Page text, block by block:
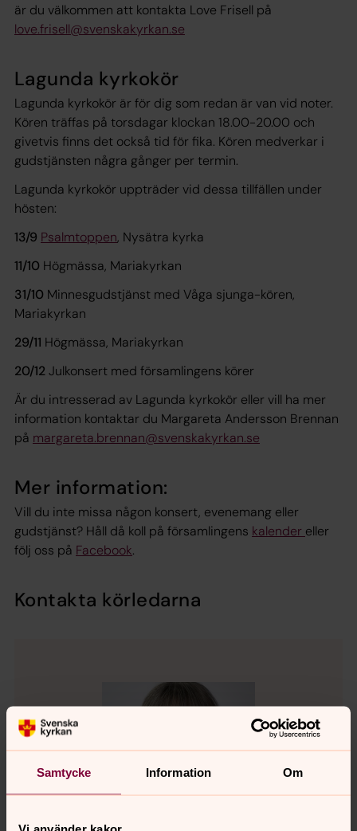
Samtycke Information Om
är du välkommen att kontakta Love Frisell på
love.frisell@svenskakyrkan.se
Lagunda kyrkokör
Lagunda kyrkokör är för dig som redan är van vid noter.
Kören träffas på torsdagar klockan 18.00-20.00 och
givetvis finns det också tid för fika. Kören medverkar i
gudstjänsten några gånger per termin.
Lagunda kyrkokör uppträder vid dessa tillfällen under
hösten:
13/9 Psalmtoppen, Nysätra kyrka
11/10 Högmässa, Mariakyrkan
31/10 Minnesgudstjänst med Våga sjunga-kören,
Mariakyrkan
29/11 Högmässa, Mariakyrkan
20/12Julkonsert med församlingens körer
Är du intresserad av Lagunda kyrkokör eller vill ha mer
information kontaktar du Margareta Andersson Brennan
på margareta.brennan@svenskakyrkan.se
Mer information:
Vill du inte missa någon konsert, evenemang eller
gudstjänst? Håll då koll på församlingens kalender eller
följ oss på Facebook.
Kontakta körledarna